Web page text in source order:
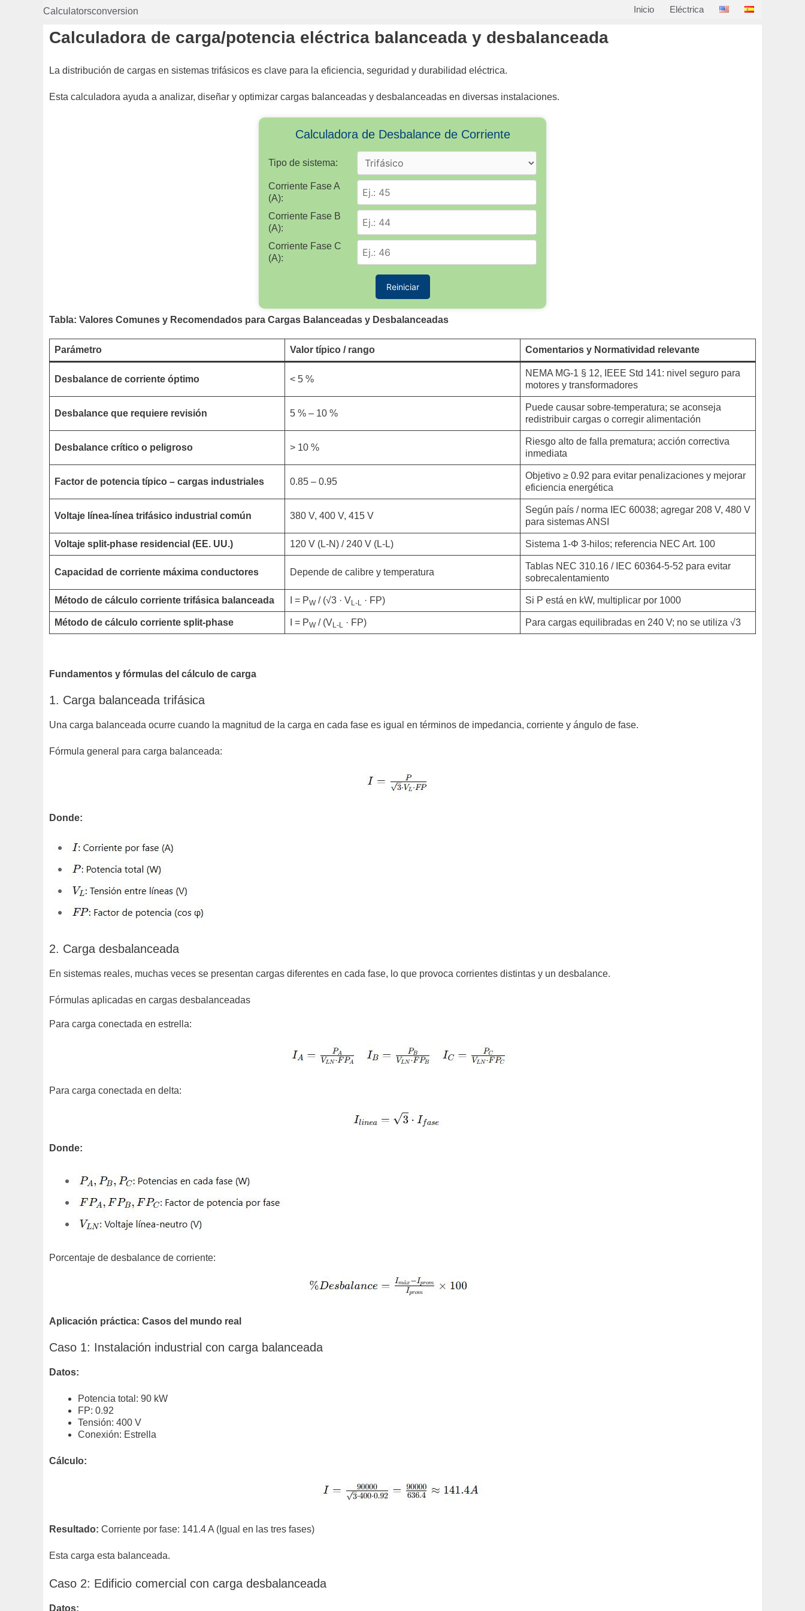
Calculatorsconversion Inicio Eléctrica
Calculadora de carga/potencia eléctrica balanceada y desbalanceada
La distribución de cargas en sistemas trifásicos es clave para la eficiencia, seguridad y durabilidad eléctrica.
Esta calculadora ayuda a analizar, diseñar y optimizar cargas balanceadas y desbalanceadas en diversas instalaciones.
Calculadora de Desbalance de Corriente
Tipo de sistema:
Corriente Fase A
(A):
Corriente Fase B
(A):
Corriente Fase C
(A):
Reiniciar
Tabla: Valores Comunes y Recomendados para Cargas Balanceadas y Desbalanceadas
Parámetro Valor típico / rango Comentarios y Normatividad relevante
Desbalance de corriente óptimo < 5 %
NEMA MG-1 § 12, IEEE Std 141: nivel seguro para
motores y transformadores
Desbalance que requiere revisión 5 % – 10 %
Puede causar sobre-temperatura; se aconseja
redistribuir cargas o corregir alimentación
Desbalance crítico o peligroso > 10 %
Riesgo alto de falla prematura; acción correctiva
inmediata
Factor de potencia típico – cargas industriales 0.85 – 0.95
Objetivo ≥ 0.92 para evitar penalizaciones y mejorar
eficiencia energética
Voltaje línea-línea trifásico industrial común 380 V, 400 V, 415 V
Según país / norma IEC 60038; agregar 208 V, 480 V
para sistemas ANSI
Voltaje split-phase residencial (EE. UU.) 120 V (L-N) / 240 V (L-L) Sistema 1-Φ 3-hilos; referencia NEC Art. 100
Capacidad de corriente máxima conductores Depende de calibre y temperatura
Tablas NEC 310.16 / IEC 60364-5-52 para evitar
sobrecalentamiento
Método de cálculo corriente trifásica balanceada I = PW/ (√3 · VL-L · FP) Si P está en kW, multiplicar por 1000
Método de cálculo corriente split-phase I = PW/ (VL-L · FP) Para cargas equilibradas en 240 V; no se utiliza √3
Fundamentos y fórmulas del cálculo de carga
1. Carga balanceada trifásica
Una carga balanceada ocurre cuando la magnitud de la carga en cada fase es igual en términos de impedancia, corriente y ángulo de fase.
Fórmula general para carga balanceada:
Donde:
2. Carga desbalanceada
En sistemas reales, muchas veces se presentan cargas diferentes en cada fase, lo que provoca corrientes distintas y un desbalance.
Fórmulas aplicadas en cargas desbalanceadas
Para carga conectada en estrella:
Para carga conectada en delta:
Donde:
Porcentaje de desbalance de corriente:
Aplicación práctica: Casos del mundo real
Caso 1: Instalación industrial con carga balanceada
Datos:
Potencia total: 90 kW
FP: 0.92
Tensión: 400 V
Conexión: Estrella
Cálculo:
Resultado: Corriente por fase: 141.4 A (Igual en las tres fases)
Esta carga esta balanceada.
Caso 2: Edificio comercial con carga desbalanceada
Datos: